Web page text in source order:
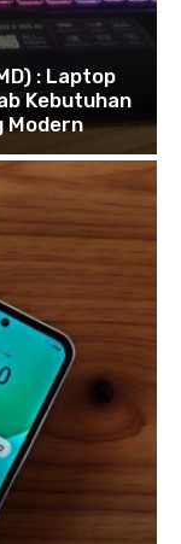
: Laptop
Kebutuhan
Modern